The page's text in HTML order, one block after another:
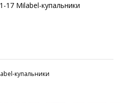
17 Milabel-купальники
купальники